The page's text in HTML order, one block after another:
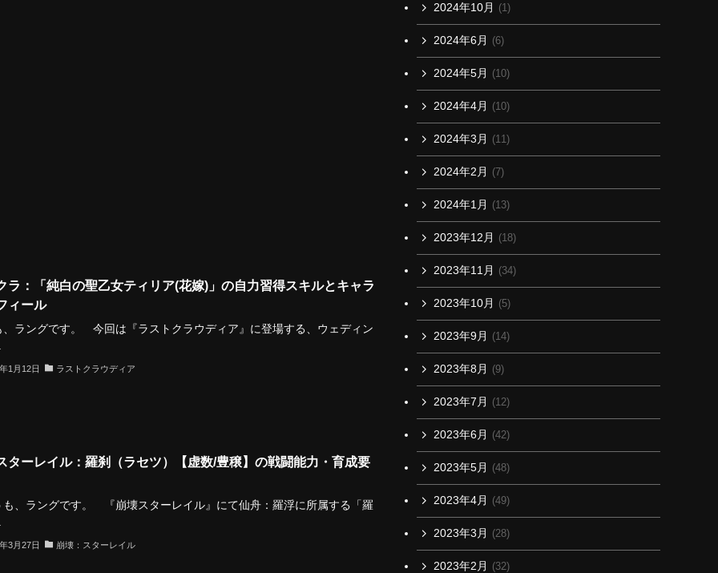
ラ：「純白の聖乙女ティリア(花嫁)」の自力習得スキルとキャラ
ィール
ラングです。 今回は『ラストクラウディア』に登場する、ウェディン
1月12日 ラストクラウディア
ターレイル：羅刹（ラセツ）【虚数/豊穣】の戦闘能力・育成要
、ラングです。 『崩壊スターレイル』にて仙舟：羅浮に所属する「羅
3月27日 崩壊：スターレイル
2024年10月 (1)
2024年6月 (6)
2024年5月 (10)
2024年4月 (10)
2024年3月 (11)
2024年2月 (7)
2024年1月 (13)
2023年12月 (18)
2023年11月 (34)
2023年10月 (5)
2023年9月 (14)
2023年8月 (9)
2023年7月 (12)
2023年6月 (42)
2023年5月 (48)
2023年4月 (49)
2023年3月 (28)
2023年2月 (32)